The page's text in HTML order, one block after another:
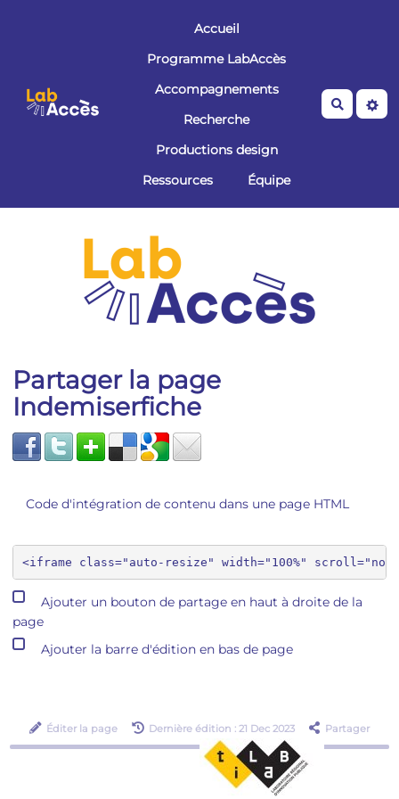
Accueil
Programme LabAccès
Accompagnements
Recherche
Productions design
Ressources
Équipe
Partager la page
Indemiserfiche
Code d'intégration de contenu dans une page HTML
Ajouter un bouton de partage en haut à droite de la
page
Ajouter la barre d'édition en bas de page
Éditer la page Dernière édition : 21 Dec 2023 Partager